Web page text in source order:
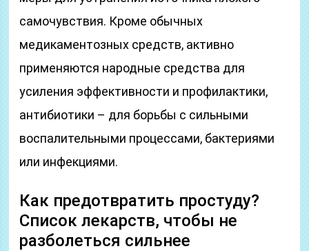
самочувствия. Кроме обычных
медикаментозных средств, активно
применяются народные средства для
усиления эффективности и профилактики,
антибиотики – для борьбы с сильными
воспалительными процессами, бактериями
или инфекциями.
Как предотвратить простуду?
Список лекарств, чтобы не
разболеться сильнее